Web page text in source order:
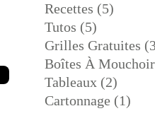
Recettes (5)
Tutos (5)
Grilles Gratuites
Boîtes À
Tableaux (2)
Cartonnage (1)